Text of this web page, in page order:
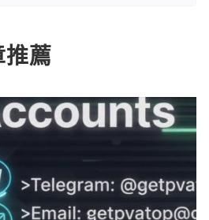
薦